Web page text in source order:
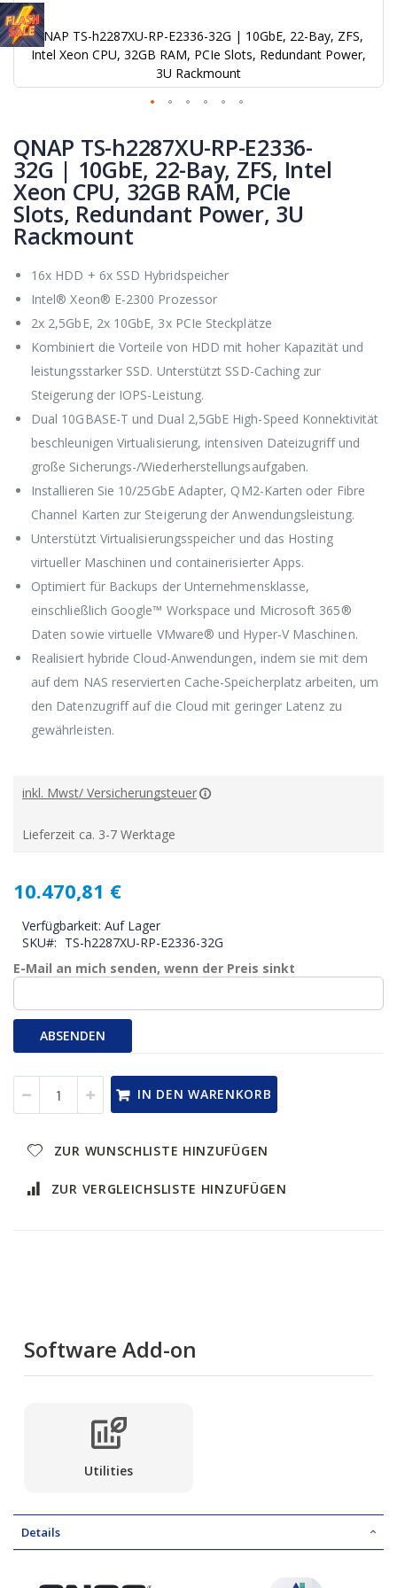
QNAP TS-h2287XU-RP-E2336-32G | 10GbE, 22-Bay, ZFS,
Intel Xeon CPU, 32GB RAM, PCIe Slots, Redundant Power,
3U Rackmount
Anfang
der
Bildgalerie
springen
QNAP TS-h2287XU-RP-E2336-
32G | 10GbE, 22-Bay, ZFS, Intel
Xeon CPU, 32GB RAM, PCIe
Slots, Redundant Power, 3U
Rackmount
16x HDD + 6x SSD Hybridspeicher
Intel® Xeon® E-2300 Prozessor
2x 2,5GbE, 2x 10GbE, 3x PCIe Steckplätze
Kombiniert die Vorteile von HDD mit hoher Kapazität und
leistungsstarker SSD. Unterstützt SSD-Caching zur
Steigerung der IOPS-Leistung.
Dual 10GBASE-T und Dual 2,5GbE High-Speed Konnektivität
beschleunigen Virtualisierung, intensiven Dateizugriff und
große Sicherungs-/Wiederherstellungsaufgaben.
Installieren Sie 10/25GbE Adapter, QM2-Karten oder Fibre
Channel Karten zur Steigerung der Anwendungsleistung.
Unterstützt Virtualisierungsspeicher und das Hosting
virtueller Maschinen und containerisierter Apps.
Optimiert für Backups der Unternehmensklasse,
einschließlich Google™ Workspace und Microsoft 365®
Daten sowie virtuelle VMware® und Hyper-V Maschinen.
Realisiert hybride Cloud-Anwendungen, indem sie mit dem
auf dem NAS reservierten Cache-Speicherplatz arbeiten, um
den Datenzugriff auf die Cloud mit geringer Latenz zu
gewährleisten.
inkl. Mwst/ Versicherungsteuer
Lieferzeit ca. 3-7 Werktage
10.470,81 €
Verfügbarkeit: Auf Lager
SKU
TS-h2287XU-RP-E2336-32G
E-Mail an mich senden, wenn der Preis sinkt
ABSENDEN
IN DEN WARENKORB
ZUR WUNSCHLISTE HINZUFÜGEN
ZUR VERGLEICHSLISTE HINZUFÜGEN
Software Add-on
Utilities
Details